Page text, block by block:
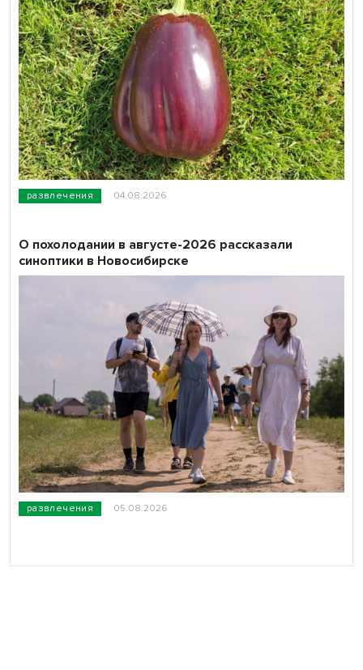
развлечения 04.08.2026
развлечения 05.08.2026
О похолодании в августе-2026 рассказали
синоптики в Новосибирске